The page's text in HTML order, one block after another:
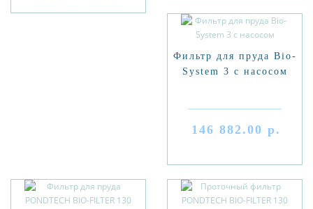
Фильтр для пруда Bio-
System 3 с насосом
146 882.00 р.